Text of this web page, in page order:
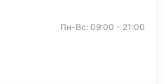
Пн-Вс: 09:00 - 21:00